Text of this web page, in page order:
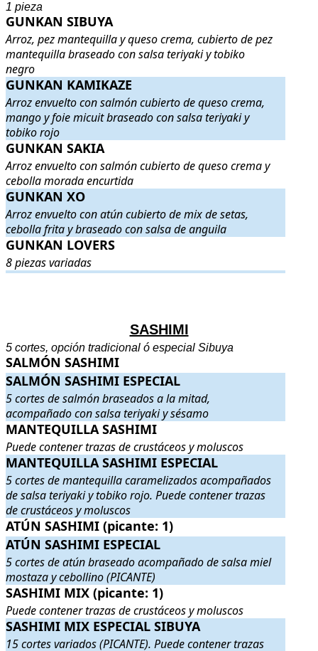
1 pieza
GUNKAN SIBUYA . Arroz, pez mantequilla y queso crema,
GUNKAN SIBUYA
Arroz, pez mantequilla y queso crema, cubierto de pez
mantequilla braseado con salsa teriyaki y tobiko
negro
GUNKAN KAMIKAZE . Arroz envuelto con salmón cubierto de
GUNKAN KAMIKAZE
Arroz envuelto con salmón cubierto de queso crema,
mango y foie micuit braseado con salsa teriyaki y
tobiko rojo
GUNKAN SAKIA . Arroz envuelto con salmón cubierto de queso
GUNKAN SAKIA
Arroz envuelto con salmón cubierto de queso crema y
cebolla morada encurtida
GUNKAN XO . Arroz envuelto con atún cubierto de mix de setas,
GUNKAN XO
Arroz envuelto con atún cubierto de mix de setas,
cebolla frita y braseado con salsa de anguila
GUNKAN LOVERS . 8 piezas variadas
GUNKAN LOVERS
8 piezas variadas
..
SASHIMI
5 cortes, opción tradicional ó especial Sibuya
SALMÓN SASHIMI ..
SALMÓN SASHIMI
SALMÓN SASHIMI ESPECIAL . 5 cortes de salmón braseados a
SALMÓN SASHIMI ESPECIAL
5 cortes de salmón braseados a la mitad,
acompañado con salsa teriyaki y sésamo
MANTEQUILLA SASHIMI . Puede contener trazas de crustáceos
MANTEQUILLA SASHIMI
Puede contener trazas de crustáceos y moluscos
MANTEQUILLA SASHIMI ESPECIAL . 5 cortes de mantequilla
MANTEQUILLA SASHIMI ESPECIAL
5 cortes de mantequilla caramelizados acompañados
de salsa teriyaki y tobiko rojo. Puede contener trazas
de crustáceos y moluscos
ATÚN SASHIMI (picante: 1) ..
ATÚN SASHIMI (picante: 1)
ATÚN SASHIMI ESPECIAL . 5 cortes de atún braseado
ATÚN SASHIMI ESPECIAL
5 cortes de atún braseado acompañado de salsa miel
mostaza y cebollino (PICANTE)
SASHIMI MIX (picante: 1) . Puede contener trazas de crustáceos y
SASHIMI MIX (picante: 1)
Puede contener trazas de crustáceos y moluscos
SASHIMI MIX ESPECIAL SIBUYA . 15 cortes variados
SASHIMI MIX ESPECIAL SIBUYA
15 cortes variados (PICANTE). Puede contener trazas